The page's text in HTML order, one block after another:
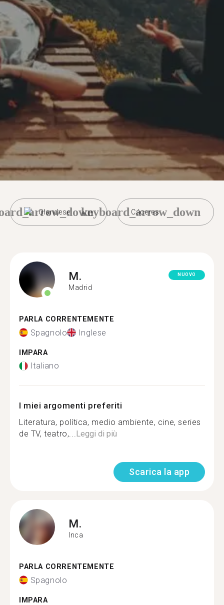
Olandese Cáceres
keyboard_arrow_down
M.
Madrid
NUOVO
PARLA CORRENTEMENTE
Spagnolo Inglese
IMPARA
Italiano
I miei argomenti preferiti
Literatura, política, medio ambiente, cine, series
de TV, teatro,...Leggi di più
Scarica la app
M.
Inca
PARLA CORRENTEMENTE
Spagnolo
IMPARA